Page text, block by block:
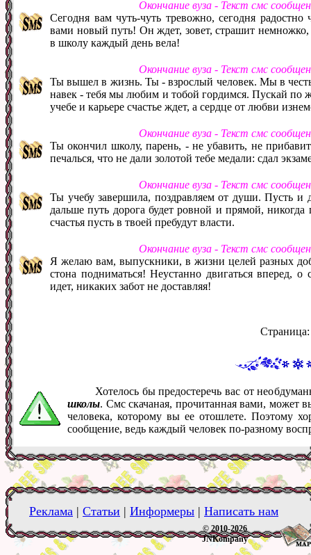
Окончание вуза - Текст смс
Сегодня вам чуть-чуть тревожно, сегодня
вами новый путь! Он ждет, зовет, страшит
в школу каждый день вела!
Окончание вуза - Текст смс
Ты вышел в жизнь. Ты - взрослый человек. Мы в
навек - тебя мы любим и тобой гордимся. Пускай по
учебе и карьере счастье ждет, а сердце от любви
Окончание вуза - Текст смс
Ты окончил школу, парень, - не убавить, не
печалься, что не дали золотой тебе медали: сдал
Окончание вуза - Текст смс
Ты учебу завершила, поздравляем от души. Пусть
дальше путь дорога будет ровной и прямой, никогда
счастья пусть в твоей пребудут власти.
Окончание вуза - Текст смс
Я желаю вам, выпускники, в жизни целей разных
стона подниматься! Неустанно двигаться вперед,
идет, никаких забот не доставляя!
Хотелось бы предостеречь вас от
школы. Смс скачаная, прочитанная вами, может
человека, которому вы ее отошлете. Поэтому
сообщение, ведь каждый человек по-разному
Реклама | Статьи | Информеры | Написать нам
© 2010-2026
JNKompany